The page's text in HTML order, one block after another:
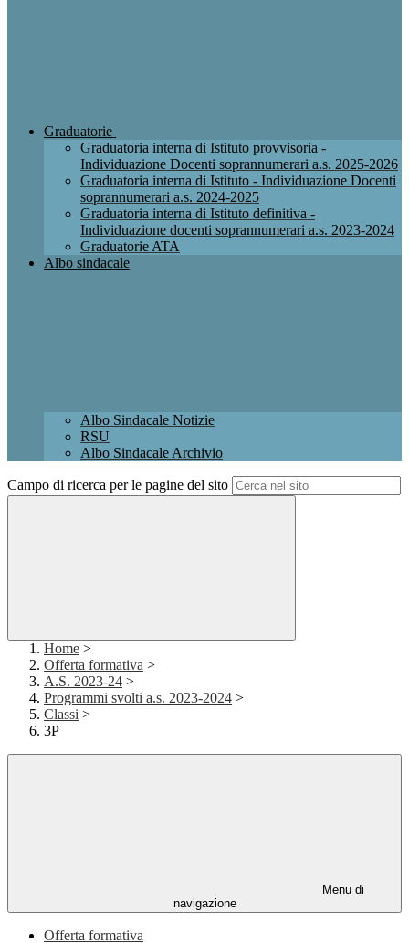
Graduatorie
Graduatoria interna di Istituto provvisoria -
Individuazione Docenti soprannumerari a.s. 2025-2026
Graduatoria interna di Istituto - Individuazione Docenti
soprannumerari a.s. 2024-2025
Graduatoria interna di Istituto definitiva -
Individuazione docenti soprannumerari a.s. 2023-2024
Graduatorie ATA
Albo sindacale
Albo Sindacale Notizie
RSU
Albo Sindacale Archivio
Campo di ricerca per le pagine del sito
Home >
Offerta formativa >
A.S. 2023-24 >
Programmi svolti a.s. 2023-2024 >
Classi >
3P
Menu di
navigazione
Offerta formativa